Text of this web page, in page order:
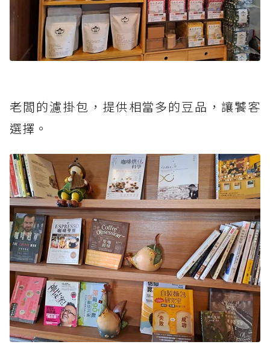
老闆的濾掛包，提供相當多的豆品，讓饕客
選擇。